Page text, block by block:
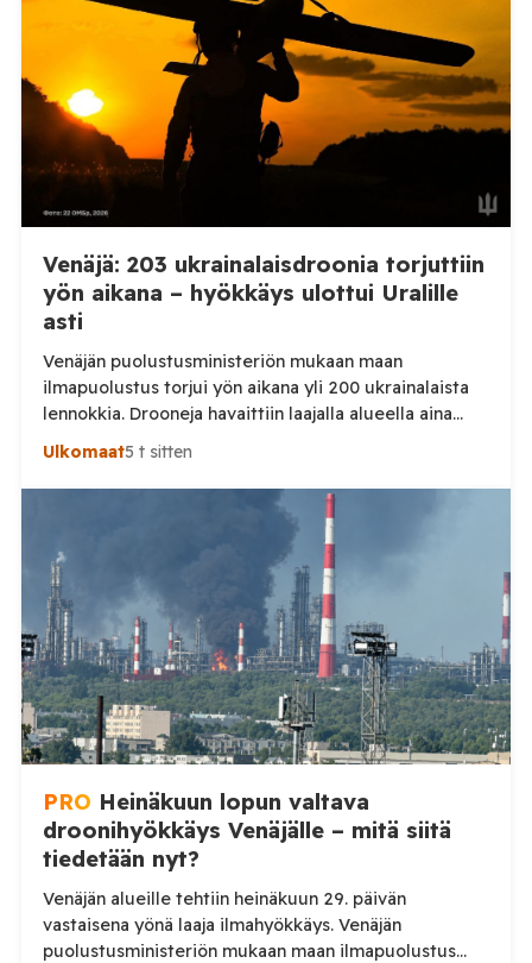
Nikopolin alueella iskuja kohdistui Nikopolin
kaupunkiin sekä […]
Venäjä: 203 ukrainalaisdroonia torjuttiin
yön aikana – hyökkäys ulottui Uralille
asti
Venäjän puolustusministeriön mukaan maan
ilmapuolustus torjui yön aikana yli 200 ukrainalaista
lennokkia. Drooneja havaittiin laajalla alueella aina
Uralille asti. Venäjän puolustusministeriön virallisen
yhteensä 203 ukrainalaista kiinteäsiipistä
miehittämätöntä ilma-alusta torstai-illan 6. elokuuta
ja perjantaiaamun 7. elokuuta välisenä aikana.
Ministeriön ilmoitus koskee aikaväliä kello 20–08
Moskovan aikaa. Ministeriön mukaan drooneja
torjuttiin […]
Ulkomaat5 t sitten
PRO Heinäkuun lopun valtava
droonihyökkäys Venäjälle – mitä siitä
tiedetään nyt?
Venäjän alueille tehtiin heinäkuun 29. päivän
vastaisena yönä laaja ilmahyökkäys. Venäjän
puolustusministeriön mukaan maan ilmapuolustus